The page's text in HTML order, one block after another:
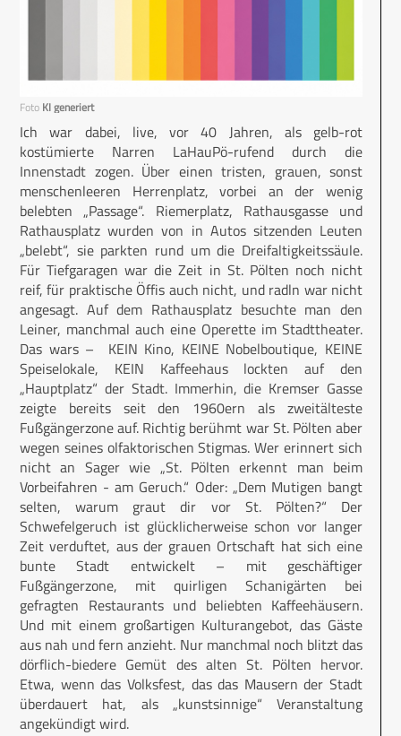
Foto KI generiert
Ich war dabei, live, vor 40 Jahren, als gelb-rot
kostümierte Narren LaHauPö-rufend durch die
Innenstadt zogen. Über einen tristen, grauen, sonst
menschenleeren Herrenplatz, vorbei an der wenig
belebten „Passage“. Riemerplatz, Rathausgasse und
Rathausplatz wurden von in Autos sitzenden Leuten
„belebt“, sie parkten rund um die Dreifaltigkeitssäule.
Für Tiefgaragen war die Zeit in St. Pölten noch nicht
reif, für praktische Öffis auch nicht, und radln war nicht
angesagt. Auf dem Rathausplatz besuchte man den
Leiner, manchmal auch eine Operette im Stadttheater.
Das wars – KEIN Kino, KEINE Nobelboutique, KEINE
Speiselokale, KEIN Kaffeehaus lockten auf den
„Hauptplatz“ der Stadt. Immerhin, die Kremser Gasse
zeigte bereits seit den 1960ern als zweitälteste
Fußgängerzone auf. Richtig berühmt war St. Pölten aber
wegen seines olfaktorischen Stigmas. Wer erinnert sich
nicht an Sager wie „St. Pölten erkennt man beim
Vorbeifahren - am Geruch.“ Oder: „Dem Mutigen bangt
selten, warum graut dir vor St. Pölten?“ Der
Schwefelgeruch ist glücklicherweise schon vor langer
Zeit verduftet, aus der grauen Ortschaft hat sich eine
bunte Stadt entwickelt – mit geschäftiger
Fußgängerzone, mit quirligen Schanigärten bei
gefragten Restaurants und beliebten Kaffeehäusern.
Und mit einem großartigen Kulturangebot, das Gäste
aus nah und fern anzieht. Nur manchmal noch blitzt das
dörflich-biedere Gemüt des alten St. Pölten hervor.
Etwa, wenn das Volksfest, das das Mausern der Stadt
überdauert hat, als „kunstsinnige“ Veranstaltung
angekündigt wird.